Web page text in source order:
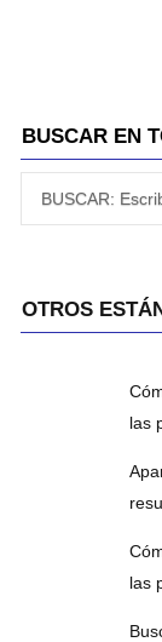
BUSCAR EN
OTROS
las
las